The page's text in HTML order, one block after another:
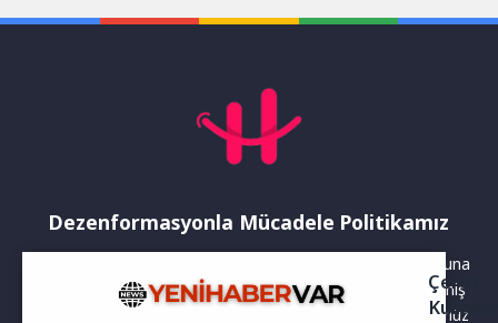
merhaba konseri"...
Dezenformasyonla Mücadele Politikamız
Yayınlanan haberler doğruluk ilkesi gözetilerek hazırlanır. Buna
rağmen bazı içeriklerde eksik, hatalı veya güncelliğini yitirmiş
bilgiler bulunabilir.Yanlış veya yanıltıcı olduğunu düşündüğünüz
Çerez